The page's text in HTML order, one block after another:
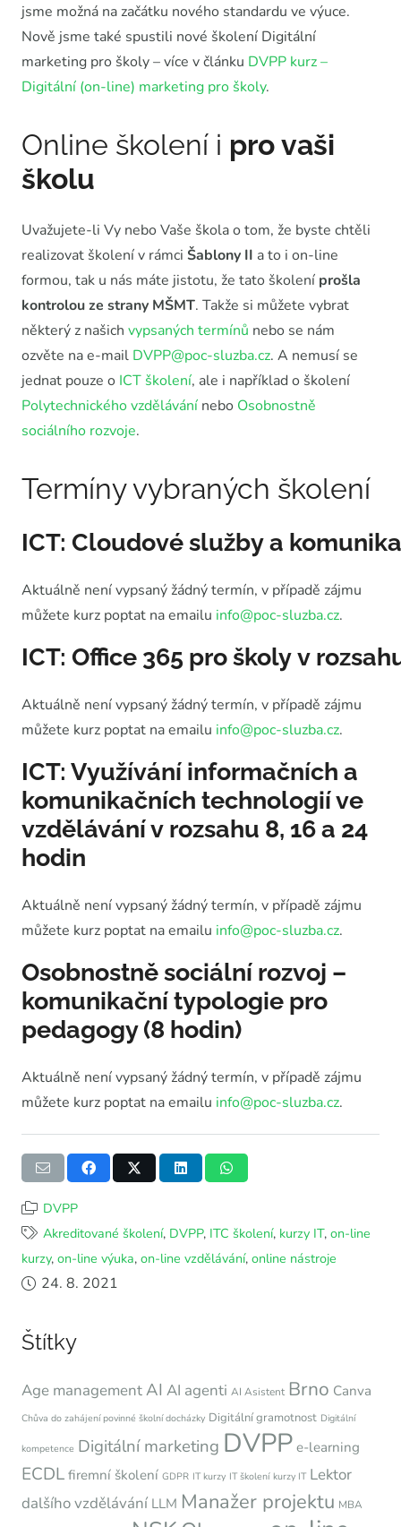
jsme možná na začátku nového standardu ve výuce.
Nově jsme také spustili nové školení Digitální
marketing pro školy – více v článku DVPP kurz –
Digitální (on-line) marketing pro školy.
Online školení i pro vaši
školu
Uvažujete-li Vy nebo Vaše škola o tom, že byste chtěli
realizovat školení v rámci Šablony II a to i on-line
formou, tak u nás máte jistotu, že tato školení prošla
kontrolou ze strany MŠMT. Takže si můžete vybrat
některý z našich vypsaných termínů nebo se nám
ozvěte na e-mail DVPP@poc-sluzba.cz. A nemusí se
jednat pouze o ICT školení, ale i například o školení
Polytechnického vzdělávání nebo Osobnostně
sociálního rozvoje.
Termíny vybraných školení
ICT: Cloudové služby a
Aktuálně není vypsaný žádný termín, v případě zájmu
můžete kurz poptat na emailu info@poc-sluzba.cz.
ICT: Office 365 pro školy v
Aktuálně není vypsaný žádný termín, v případě zájmu
můžete kurz poptat na emailu info@poc-sluzba.cz.
ICT: Využívání informačních a
komunikačních technologií ve
vzdělávání v rozsahu 8, 16 a 24
hodin
Aktuálně není vypsaný žádný termín, v případě zájmu
můžete kurz poptat na emailu info@poc-sluzba.cz.
Osobnostně sociální rozvoj –
komunikační typologie pro
pedagogy (8 hodin)
Aktuálně není vypsaný žádný termín, v případě zájmu
můžete kurz poptat na emailu info@poc-sluzba.cz.
DVPP
Akreditované školení, DVPP, ITC školení, kurzy IT, on-line
kurzy, on-line výuka, on-line vzdělávání, online nástroje
24. 8. 2021
Štítky
Age managementAI AI agenti AI Asistent Brno Canva
Chůva do zahájení povinné školní docházky Digitální gramotnost Digitální
kompetence Digitální marketing DVPP e-learning
ECDL firemní školení GDPR IT kurzy IT školení kurzy IT Lektor
dalšího vzdělávání LLM Manažer projektu MBA